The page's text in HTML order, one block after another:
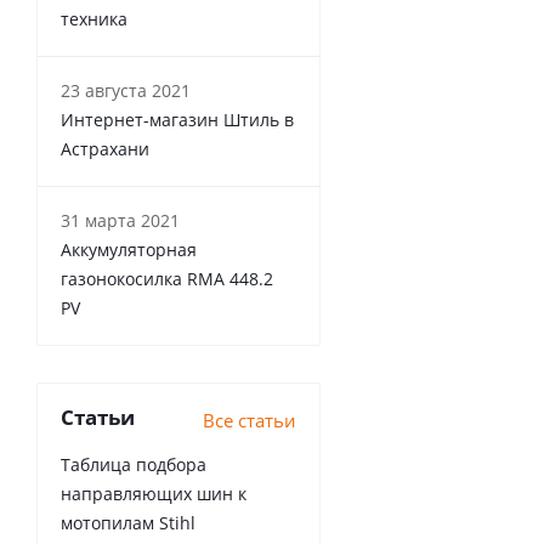
техника
23 августа 2021
Интернет-магазин Штиль в
Астрахани
31 марта 2021
Аккумуляторная
газонокосилка RMA 448.2
PV
Статьи Все статьи
Таблица подбора
направляющих шин к
мотопилам Stihl